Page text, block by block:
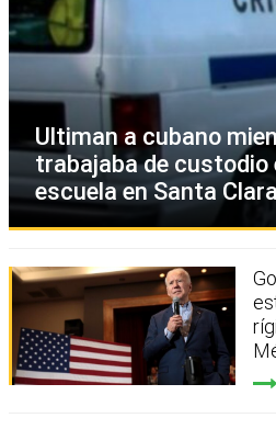
Ultiman a cubano
trabajaba de custodio
escuela en Santa Clara